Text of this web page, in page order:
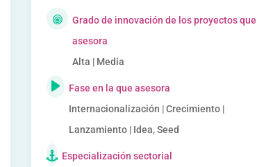
Grado de innovación de los proyectos que
asesora
Alta | Media
Fase en la que asesora
Internacionalización | Crecimiento |
Lanzamiento | Idea, Seed
Especialización sectorial